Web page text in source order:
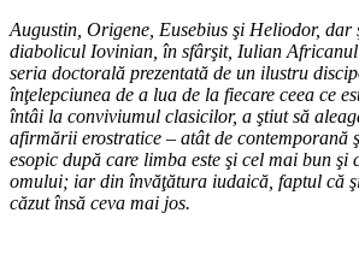
Augustin, Origene, Eusebius şi Heliodor, dar
diabolicul Iovinian, în sfârşit, Iulian Africanul
seria doctorală prezentată de un ilustru
înţelepciunea de a lua de la fiecare ceea ce
întâi la conviviumul clasicilor, a ştiut să
afirmării erostratice – atât de contemporană
esopic după care limba este şi cel mai bun
omului; iar din învăţătura iudaică, faptul că
căzut însă ceva mai jos.